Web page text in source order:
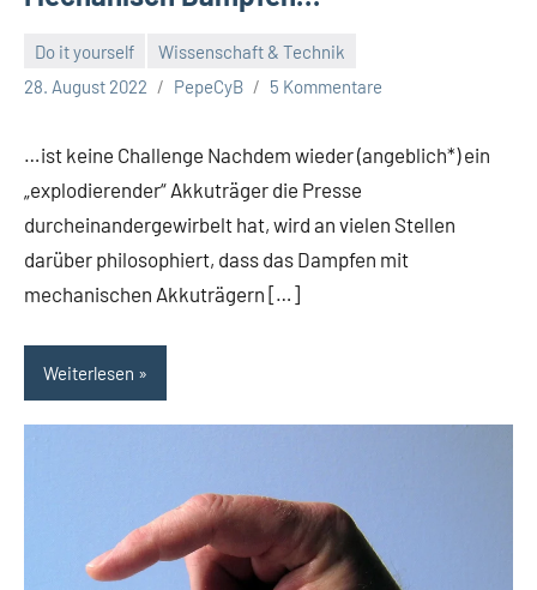
Do it yourself
Wissenschaft & Technik
28. August 2022
PepeCyB 5 Kommentare
…ist keine Challenge Nachdem wieder (angeblich*) ein
„explodierender“ Akkuträger die Presse
durcheinandergewirbelt hat, wird an vielen Stellen
darüber philosophiert, dass das Dampfen mit
mechanischen Akkuträgern […]
Weiterlesen